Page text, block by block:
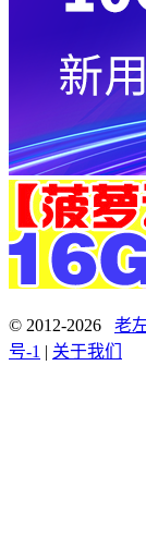
© 2012-2026 老
号-1 | 关于我们